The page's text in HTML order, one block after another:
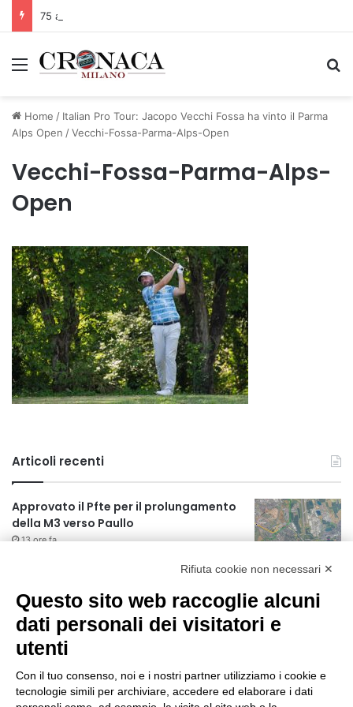
Menu
Home / Italian Pro Tour: Jacopo Vecchi Fossa ha vinto il Parma
Alps Open /Vecchi-Fossa-Parma-Alps-Open
Vecchi-Fossa-Parma-Alps-
Open
Articoli recenti
Approvato il Pfte per il prolungamento
della M3 verso Paullo
13 ore fa
75 anni di INFN. La comunità, la storia, il
futuro della ricerca in fisica
fondamentale in Italia
13 ore fa
Milano Aiuta Estate, 1600 prestazioni di
assistenza attivate
15 ore fa
Rifiuta cookie non necessari ✕
Questo sito web raccoglie alcuni
dati personali dei visitatori e
utenti
Con il tuo consenso, noi e i nostri partner utilizziamo i cookie e
tecnologie simili per archiviare, accedere ed elaborare i dati